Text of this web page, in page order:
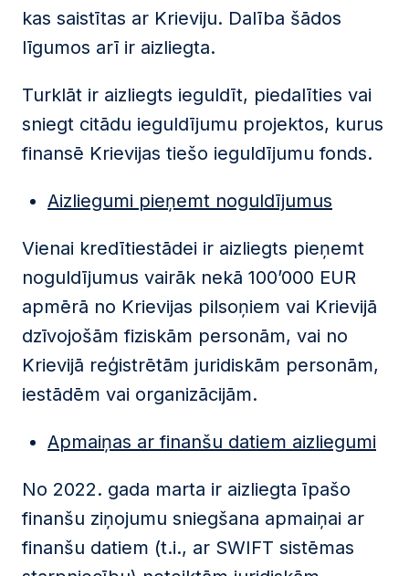
kas saistītas ar Krieviju. Dalība šādos
līgumos arī ir aizliegta.
Turklāt ir aizliegts ieguldīt, piedalīties vai
sniegt citādu ieguldījumu projektos, kurus
finansē Krievijas tiešo ieguldījumu fonds.
Aizliegumi pieņemt noguldījumus
Vienai kredītiestādei ir aizliegts pieņemt
noguldījumus vairāk nekā 100’000 EUR
apmērā no Krievijas pilsoņiem vai Krievijā
dzīvojošām fiziskām personām, vai no
Krievijā reģistrētām juridiskām personām,
iestādēm vai organizācijām.
Apmaiņas ar finanšu datiem aizliegumi
No 2022. gada marta ir aizliegta īpašo
finanšu ziņojumu sniegšana apmaiņai ar
finanšu datiem (t.i., ar SWIFT sistēmas